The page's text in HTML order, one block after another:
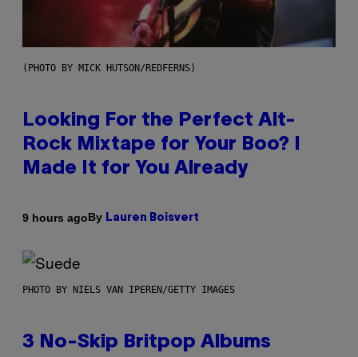
(PHOTO BY MICK HUTSON/REDFERNS)
Looking For the Perfect Alt-
Rock Mixtape for Your Boo? I
Made It for You Already
9 hours agoBy Lauren Boisvert
PHOTO BY NIELS VAN IPEREN/GETTY IMAGES
3 No-Skip Britpop Albums